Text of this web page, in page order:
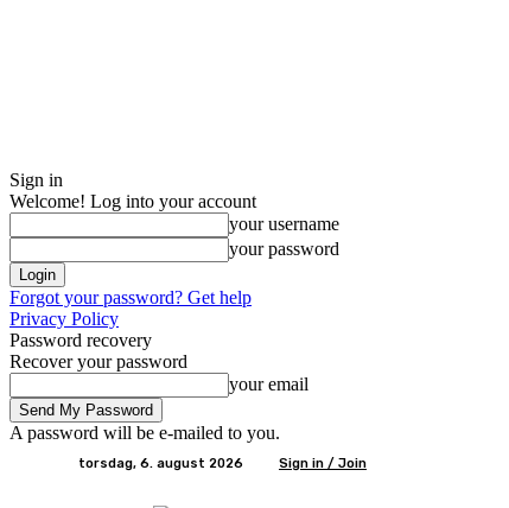
Sign in
Welcome! Log into your account
your username
your password
Forgot your password? Get help
Privacy Policy
Password recovery
Recover your password
your email
A password will be e-mailed to you.
torsdag, 6. august 2026 Sign in / Join